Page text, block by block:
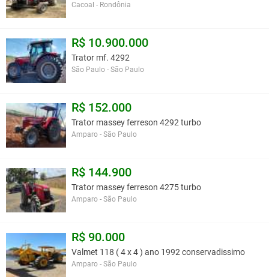
Cacoal - Rondônia
R$ 10.900.000
Trator mf. 4292
São Paulo - São Paulo
R$ 152.000
Trator massey ferreson 4292 turbo
Amparo - São Paulo
R$ 144.900
Trator massey ferreson 4275 turbo
Amparo - São Paulo
R$ 90.000
Valmet 118 ( 4 x 4 ) ano 1992 conservadissimo
Amparo - São Paulo